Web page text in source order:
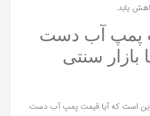
یابد.
پمپ آب دست
بازار سنتی
این است که آیا قیمت پمپ آب دست